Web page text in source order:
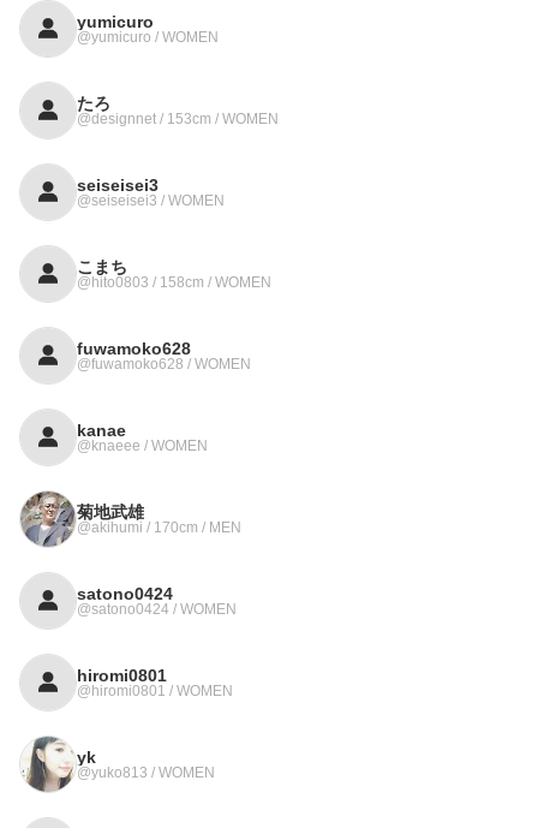
yumicuro
@yumicuro / WOMEN
たろ
@designnet / 153cm / WOMEN
seiseisei3
@seiseisei3 / WOMEN
こまち
@hito0803 / 158cm / WOMEN
fuwamoko628
@fuwamoko628 / WOMEN
kanae
@knaeee / WOMEN
菊地武雄
@akihumi / 170cm / MEN
satono0424
@satono0424 / WOMEN
hiromi0801
@hiromi0801 / WOMEN
yk
@yuko813 / WOMEN